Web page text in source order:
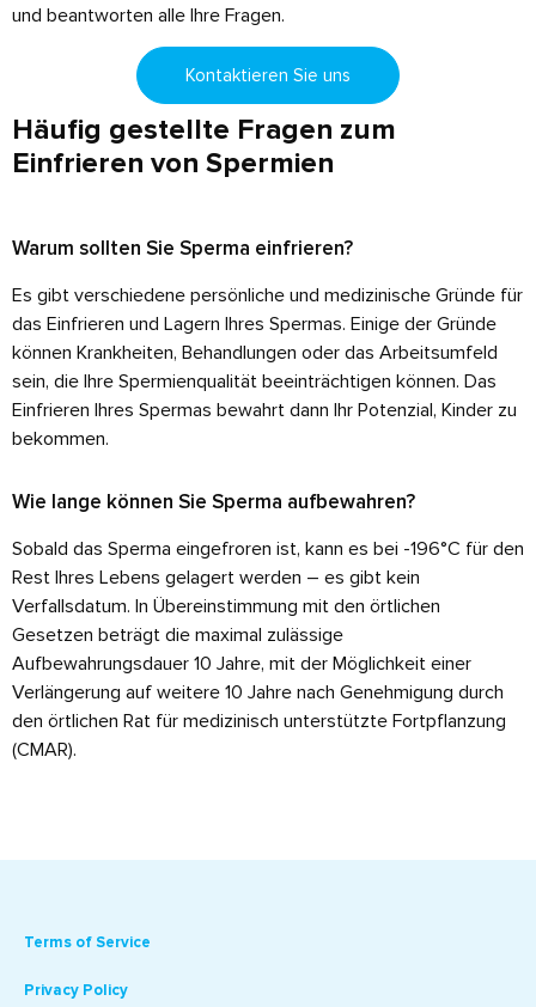
und beantworten alle Ihre Fragen.
Kontaktieren Sie uns
Häufig gestellte Fragen zum
Einfrieren von Spermien
Warum sollten Sie Sperma einfrieren?
Es gibt verschiedene persönliche und medizinische Gründe für
das Einfrieren und Lagern Ihres Spermas. Einige der Gründe
können Krankheiten, Behandlungen oder das Arbeitsumfeld
sein, die Ihre Spermienqualität beeinträchtigen können. Das
Einfrieren Ihres Spermas bewahrt dann Ihr Potenzial, Kinder zu
bekommen.
Wie lange können Sie Sperma aufbewahren?
Sobald das Sperma eingefroren ist, kann es bei -196°C für den
Rest Ihres Lebens gelagert werden – es gibt kein
Verfallsdatum. In Übereinstimmung mit den örtlichen
Gesetzen beträgt die maximal zulässige
Aufbewahrungsdauer 10 Jahre, mit der Möglichkeit einer
Verlängerung auf weitere 10 Jahre nach Genehmigung durch
den örtlichen Rat für medizinisch unterstützte Fortpflanzung
(CMAR).
Terms of Service
Privacy Policy